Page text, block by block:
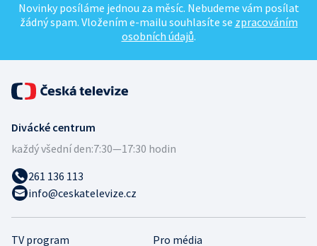
Novinky posíláme jednou za měsíc. Nebudeme vám posílat
žádný spam. Vložením e-mailu souhlasíte se zpracováním
osobních údajů.